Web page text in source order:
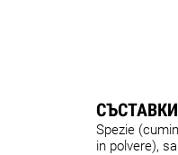
СЪСТАВКИ
Spezie
in polvere),